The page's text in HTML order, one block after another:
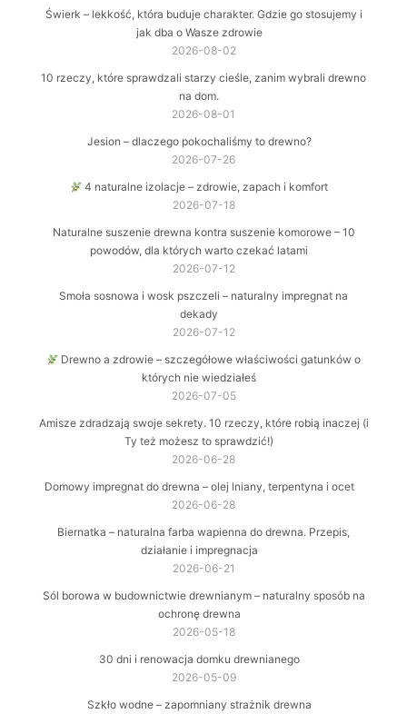
Świerk – lekkość, która buduje charakter. Gdzie go stosujemy i
jak dba o Wasze zdrowie
2026-08-02
10 rzeczy, które sprawdzali starzy cieśle, zanim wybrali drewno
na dom.
2026-08-01
Jesion – dlaczego pokochaliśmy to drewno?
2026-07-26
4 naturalne izolacje – zdrowie, zapach i komfort
2026-07-18
Naturalne suszenie drewna kontra suszenie komorowe – 10
powodów, dla których warto czekać latami
2026-07-12
Smoła sosnowa i wosk pszczeli – naturalny impregnat na
dekady
2026-07-12
Drewno a zdrowie – szczegółowe właściwości gatunków o
których nie wiedziałeś
2026-07-05
Amisze zdradzają swoje sekrety. 10 rzeczy, które robią inaczej (i
Ty też możesz to sprawdzić!)
2026-06-28
Domowy impregnat do drewna – olej lniany, terpentyna i ocet
2026-06-28
Biernatka – naturalna farba wapienna do drewna. Przepis,
działanie i impregnacja
2026-06-21
Sól borowa w budownictwie drewnianym – naturalny sposób na
ochronę drewna
2026-05-18
30 dni i renowacja domku drewnianego
2026-05-09
Szkło wodne – zapomniany strażnik drewna